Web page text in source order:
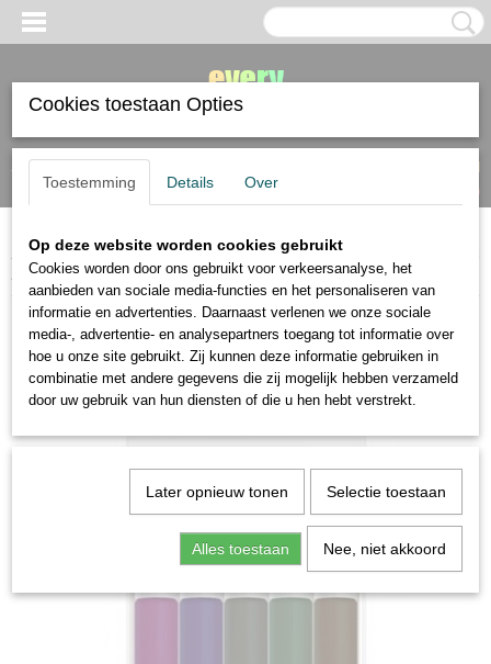
Inloggen Registreren
(0)
Home>stiften en markers>fineliner>Uni Emott fineliners 0,4mm set van
5 Vintage colors
Cookies toestaan Opties
Toestemming Details Over
Op deze website worden cookies gebruikt
Cookies worden door ons gebruikt voor verkeersanalyse, het
aanbieden van sociale media-functies en het personaliseren van
informatie en advertenties. Daarnaast verlenen we onze sociale
media-, advertentie- en analysepartners toegang tot informatie over
hoe u onze site gebruikt. Zij kunnen deze informatie gebruiken in
combinatie met andere gegevens die zij mogelijk hebben verzameld
door uw gebruik van hun diensten of die u hen hebt verstrekt.
Later opnieuw tonen Selectie toestaan
Alles toestaan Nee, niet akkoord